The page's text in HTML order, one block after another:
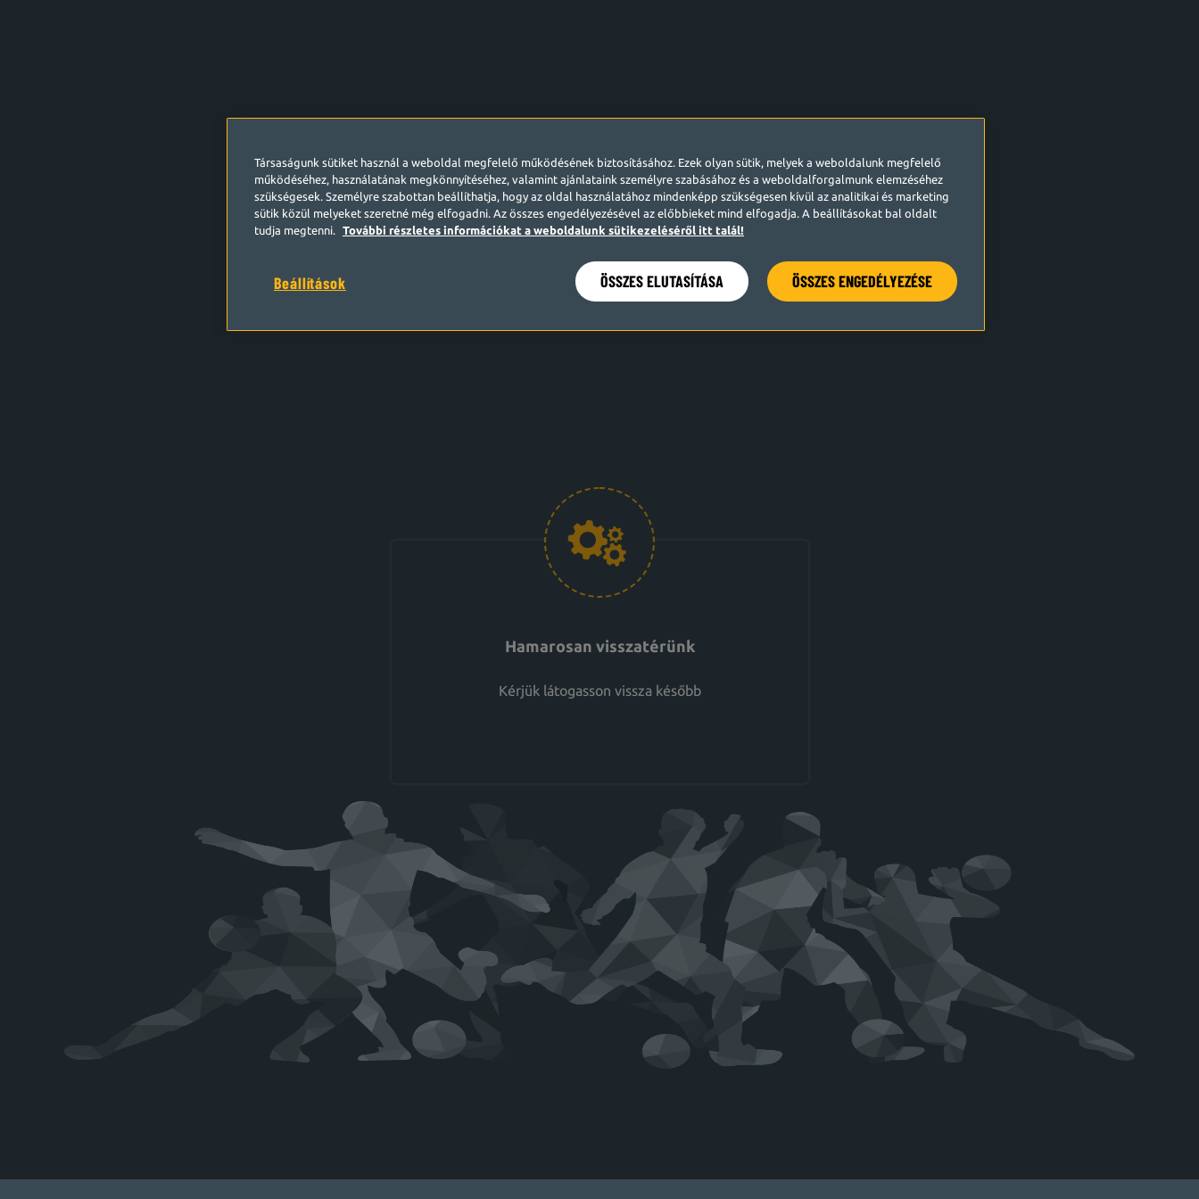
Hamarosan visszatérünk
Kérjük látogasson vissza később
Társaságunk sütiket használ a weboldal megfelelő működésének biztosításához. Ezek olyan sütik, melyek a weboldalunk megfelelő
működéséhez, használatának megkönnyítéséhez, valamint ajánlataink személyre szabásához és a weboldalforgalmunk elemzéséhez
szükségesek. Személyre szabottan beállíthatja, hogy az oldal használatához mindenképp szükségesen kívül az analitikai és marketing
sütik közül melyeket szeretné még elfogadni. Az összes engedélyezésével az előbbieket mind elfogadja. A beállításokat bal oldalt
tudja megtenni.
További részletes információkat a weboldalunk sütikezeléséről itt talál!
Beállítások ÖSSZES ELUTASÍTÁSA ÖSSZES ENGEDÉLYEZÉSE